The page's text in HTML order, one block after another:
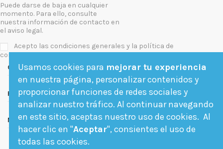
Puede darse de baja en cualquier
momento. Para ello, consulte
nuestra información de contacto en
el aviso legal.
Acepto las condiciones generales y la política de
confidencialidad
Contact us
Follow us
Newsletter
Usamos cookies para mejorar tu experiencia
en nuestra página, personalizar contenidos y
proporcionar funciones de redes sociales y
analizar nuestro tráfico. Al continuar navegando
en este sitio, aceptas nuestro uso de cookies. Al
hacer clic en "Aceptar", consientes el uso de
todas las cookies.